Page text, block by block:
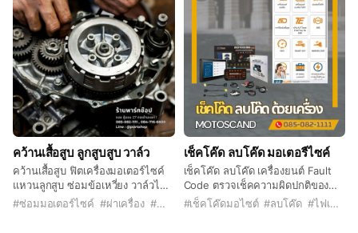
คว้านเสื้อสูบ ลูกสูบสูบ วาล์ว
คว้านเสื้อสูบ ฟิตเครื่องมอเตอร์ไซค์
แหวนลูกสูบ ซ่อมข้อเหวี่ยง วาล์วไอดี
ไอเสีย โซ่ราวลิ้น ล้างคาบูเรเตอร์
#ซ่อมมอเตอร์ไซค์ #ผ่าเครื่อง #ทำวาล์ว
เช็คโค๊ด ลบโค๊ด มอเตอรืไซค์
เช็คโค๊ด ลบโค๊ด เครื่องยนต์ Fault
Code ตรวจเช็คความผิดปกติของ
ระบบเครื่องยนต์มอเตอร์ไซค์ แก้ไข
#เช็คโค๊ดมอไซต์ #ลบโค๊ด #ไฟเครื่อง